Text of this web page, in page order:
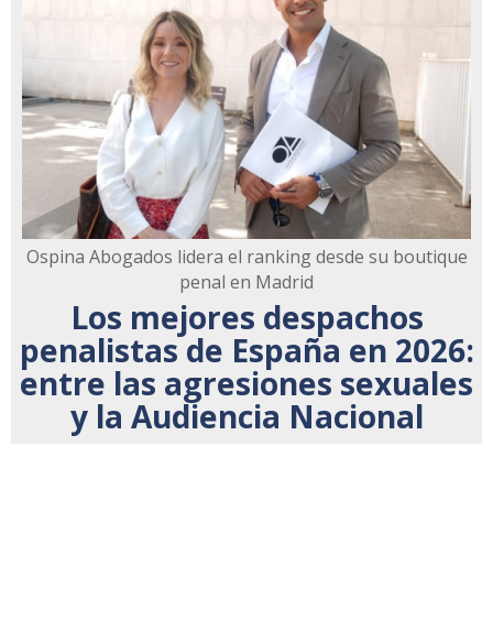
Ospina Abogados lidera el ranking desde su boutique
penal en Madrid
Los mejores despachos
penalistas de España en 2026:
entre las agresiones sexuales
y la Audiencia Nacional